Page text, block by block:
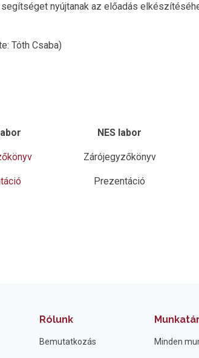
nyújtanak az előadás
Tóth Csaba)
NES labor
Zárójegyzőkönyv
Prezentáció
Rólunk
Bemutatkozás Minden